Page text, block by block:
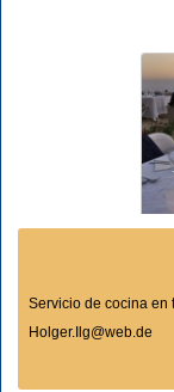
Servicio de cocina en
Holger.Ilg@web.de